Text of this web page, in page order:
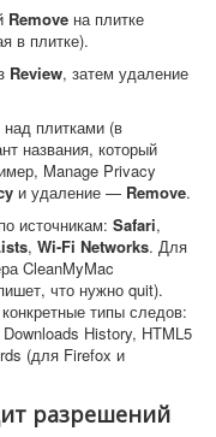
Remove на плитке
в плитке).
Review, затем удаление
над плитками (в
названия, который
Manage Privacy
и удаление — Remove.
источникам: Safari,
, Wi-Fi Networks. Для
CleanMyMac
что нужно quit).
типы следов:
History, HTML5
(для Firefox и
разрешений